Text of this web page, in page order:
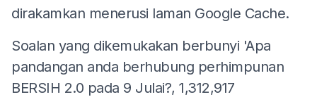
dirakamkan menerusi laman Google Cache.
Soalan yang dikemukakan berbunyi 'Apa
pandangan anda berhubung perhimpunan
BERSIH 2.0 pada 9 Julai?, 1,312,917